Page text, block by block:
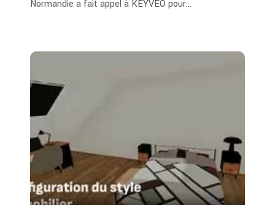
Normandie a fait appel à KEYVEO pour...